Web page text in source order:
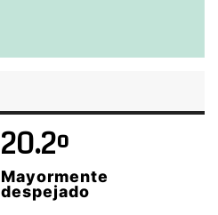
20.2º
Mayormente
despejado